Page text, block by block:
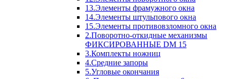
13.Элементы фрамужного окна
14.Элементы штульпового окна
15.Элементы противовзломного окна
2.Поворотно-откидные механизмы
ФИКСИРОВАННЫЕ DM 15
3.Комплекты ножниц
4.Средние запоры
5.Угловые окончания